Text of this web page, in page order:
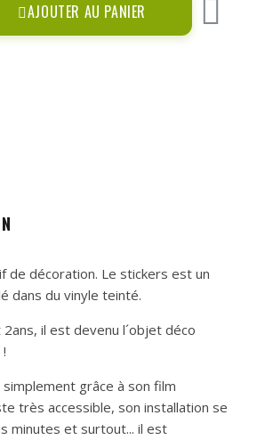
AJOUTER AU PANIER
de décoration. Le stickers est un
dans du vinyle teinté.
il est devenu l´objet déco
grâce à son film
très accessible, son installation se
minutes et surtout... il est